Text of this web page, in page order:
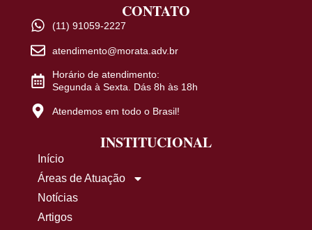
CONTATO
(11) 91059-2227
atendimento@morata.adv.br
Horário de atendimento:
Segunda à Sexta. Dás 8h às 18h
Atendemos em todo o Brasil!
INSTITUCIONAL
Início
Áreas de Atuação
Notícias
Artigos